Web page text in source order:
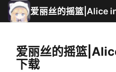
爱丽丝的摇篮|Alice
爱丽丝的摇篮
下载